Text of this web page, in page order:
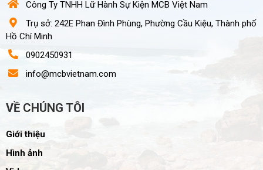
Công Ty TNHH Lữ Hành Sự Kiện MCB Việt Nam
Trụ sở: 242E Phan Đình Phùng, Phường Cầu Kiệu, Thành phố
Hồ Chí Minh
0902450931
info@mcbvietnam.com
VỀ CHÚNG TÔI
Giới thiệu
Hình ảnh